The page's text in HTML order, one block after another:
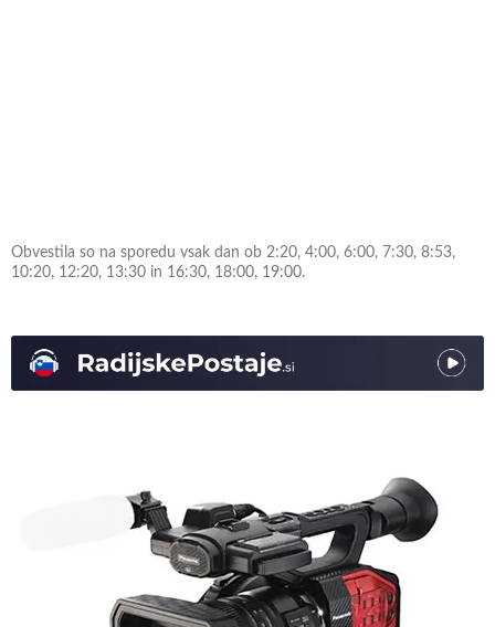
Obvestila so na sporedu vsak dan ob 2:20, 4:00, 6:00, 7:30, 8:53,
10:20, 12:20, 13:30 in 16:30, 18:00, 19:00.